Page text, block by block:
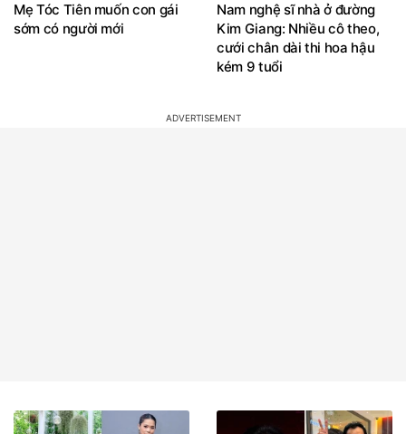
Mẹ Tóc Tiên muốn con gái
sớm có người mới
Nam nghệ sĩ nhà ở đường
Kim Giang: Nhiều cô theo,
cưới chân dài thi hoa hậu
kém 9 tuổi